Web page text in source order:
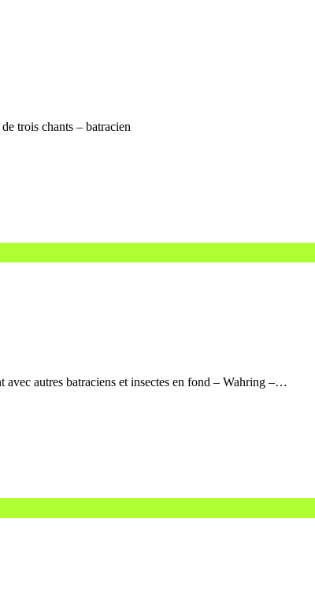
trois chants – batracien
autres batraciens et insectes en fond – Wahring –…